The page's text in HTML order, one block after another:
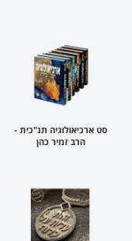
סט ארכיאולוגיה תנ"כית -
הרב זמיר כהן